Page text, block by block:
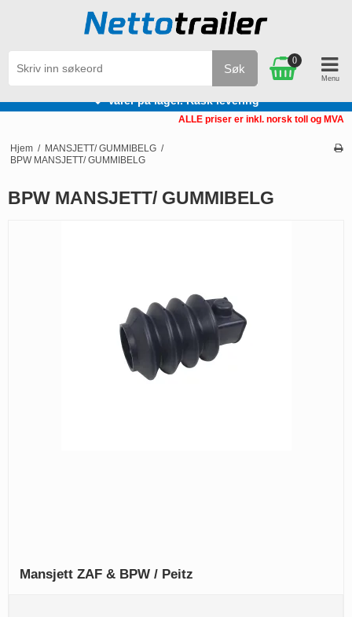
Varer på lager. Rask levering
Søk
0
ALLE priser er inkl. norsk toll og MVA
Hjem / MANSJETT/ GUMMIBELG /
BPW MANSJETT/ GUMMIBELG
BPW MANSJETT/ GUMMIBELG
Mansjett ZAF & BPW / Peitz